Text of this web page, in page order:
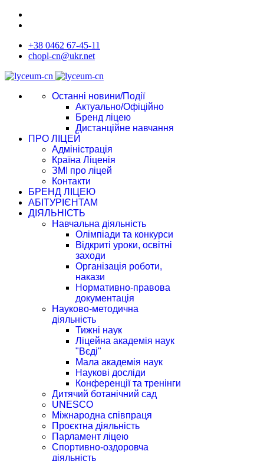
+38 0462 67-45-11
chopl-cn@ukr.net
Останні новини/Події
Актуально/Офіційно
Бренд ліцею
Дистанційне навчання
ПРО ЛІЦЕЙ
Адміністрація
Країна Ліценія
ЗМІ про ліцей
Контакти
БРЕНД ЛІЦЕЮ
АБІТУРІЄНТАМ
ДІЯЛЬНІСТЬ
Навчальна діяльність
Олімпіади та конкурси
Відкриті уроки, освітні
заходи
Організація роботи,
накази
Нормативно-правова
документація
Науково-методична
діяльність
Тижні наук
Ліцейна академія наук
"Вєді"
Мала академія наук
Наукові досліди
Конференції та тренінги
Дитячий ботанічний сад
UNESCO
Міжнародна співпраця
Проєктна діяльність
Парламент ліцею
Спортивно-оздоровча
діяльність